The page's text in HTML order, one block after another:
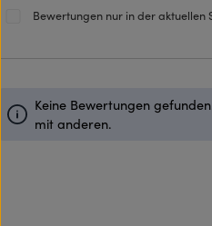
Bewertungen nur in der aktuellen
Keine Bewertungen
mit anderen.